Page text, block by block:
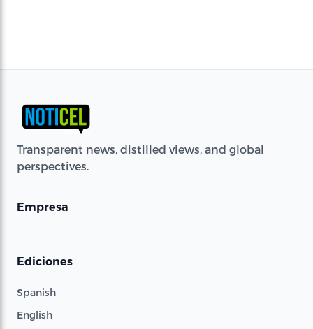
Transparent news, distilled views, and global
perspectives.
Empresa
Ediciones
Spanish
English